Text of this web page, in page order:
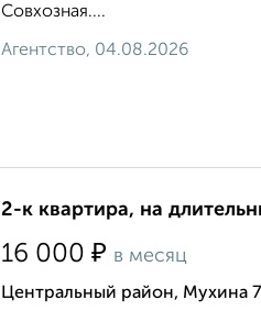
Совхозная....
Агентство, 04.08.2026
2-к квартира, на
16 000 ₽ в месяц
Центральный район, Мухина